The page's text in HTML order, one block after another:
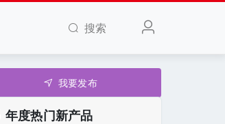
搜索
我要发布
年度热门新产品